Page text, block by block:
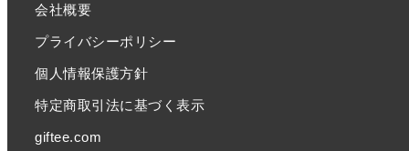
会社概要
プライバシーポリシー
個人情報保護方針
特定商取引法に基づく表示
giftee.com